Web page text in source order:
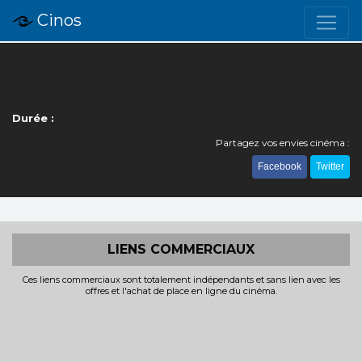
Cinos
Durée :
Partagez vos envies cinéma :
Facebook Twitter
LIENS COMMERCIAUX
Ces liens commerciaux sont totalement indépendants et sans lien avec les
offres et l'achat de place en ligne du cinéma.